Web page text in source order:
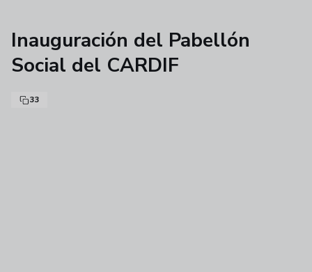
Inauguración del Pabellón
Social del CARDIF
33